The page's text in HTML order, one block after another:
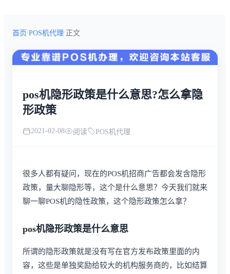
首页/POS机代理/正文
pos机隐形政策是什么意思?怎么拿隐
形政策
2021-02-08 阅读 POS机代理
很多人都有疑问，现在的POS机招商广告都会发含隐形
政策，量大聊隐形等，这个是什么意思？今天我们就来
聊一聊POS机的隐性政策，这个隐形政策怎么拿？
pos机隐形政策是什么意思
所谓的隐形政策就是没有写在官方发布政策里面的内
容，这些是单独奖励给较大的机构服务商的，比如结算